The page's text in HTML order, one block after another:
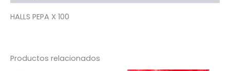
HALLS PEPA X 100
Productos relacionados